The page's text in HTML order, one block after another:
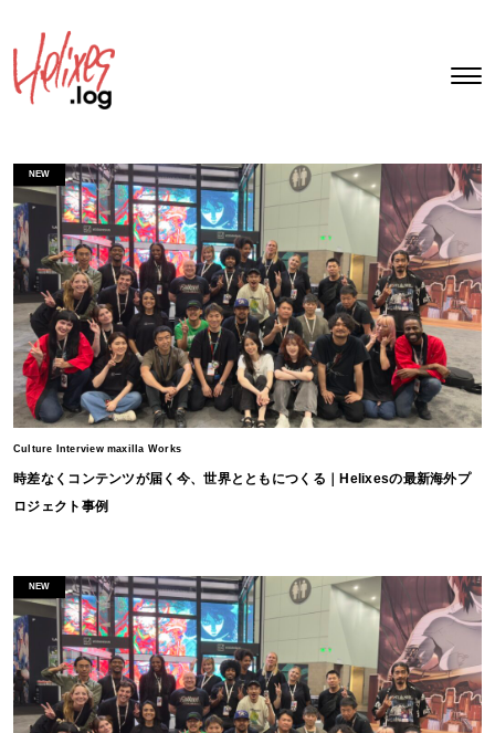
NEW
Culture Interview maxilla Works
時差なくコンテンツが届く今、世界とともにつくる｜Helixesの最新海外プ
ロジェクト事例
NEW